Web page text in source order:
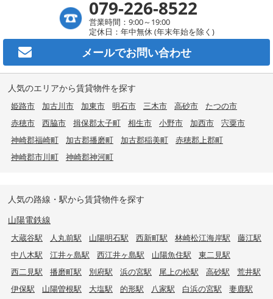
079-226-8522
営業時間：9:00～19:00
定休日：年中無休 (年末年始を除く)
メールでお問い合わせ
人気のエリアから賃貸物件を探す
姫路市 加古川市 加東市 明石市 三木市 高砂市
たつの市
赤穂市
西脇市 揖保郡太子町 相生市 小野市 加西市
宍粟市
神崎郡福崎町
加古郡播磨町 加古郡稲美町
赤穂郡上郡町
神崎郡市川町
神崎郡神河町
人気の路線・駅から賃貸物件を探す
山陽電鉄線
大蔵谷駅 人丸前駅 山陽明石駅 西新町駅 林崎松江海岸駅
藤江駅
中八木駅
江井ヶ島駅 西江井ヶ島駅 山陽魚住駅
東二見駅
西二見駅
播磨町駅 別府駅 浜の宮駅 尾上の松駅 高砂駅
荒井駅
伊保駅
山陽曽根駅 大塩駅 的形駅 八家駅 白浜の宮駅
妻鹿駅